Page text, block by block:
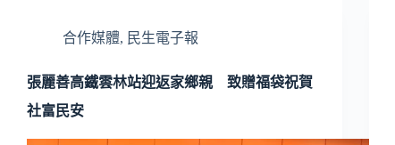
合作媒體, 民生電子報
張麗善高鐵雲林站迎返家鄉親 致贈福袋祝賀
社富民安